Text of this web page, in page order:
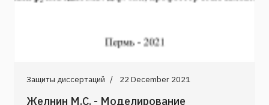
Защиты диссертаций 22 December 2021
Желнин М.С. - Моделирование